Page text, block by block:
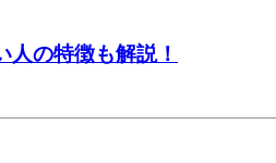
人の特徴も解説！